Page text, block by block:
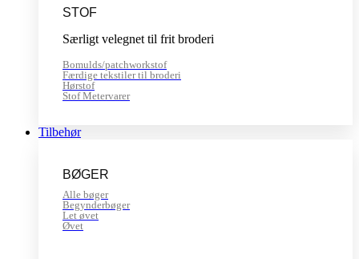
STOF
Særligt velegnet til frit broderi
Bomulds/patchworkstof
Færdige tekstiler til broderi
Hørstof
Stof Metervarer
Tilbehør
BØGER
Alle bøger
Begynderbøger
Let øvet
Øvet